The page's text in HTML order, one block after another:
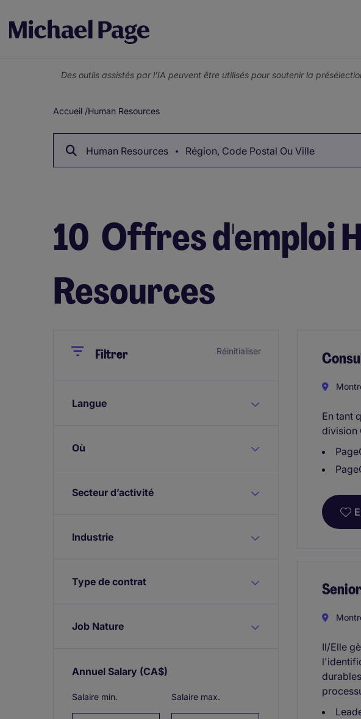
Des outils assistés par l’IA peuvent être utilisés pour soutenir la
Fil
d'Ariane
Accueil /Human Resources
Human Resources Région, Code Postal Ou Ville
10 Offres d'emploi
Resources
CloseFiltrer Réinitialiser
Langue
Où
Secteur d’activité
Industrie
Type de contrat
Job Nature
Annuel Salary (CA$)
Salaire min. Salaire max.
En tant
division
Il/Elle